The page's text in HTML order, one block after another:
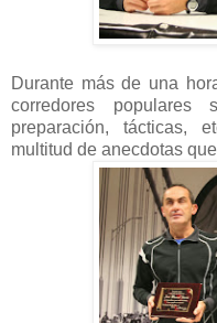
Durante más de una
corredores populares
preparación, tácticas,
multitud de anecdotas